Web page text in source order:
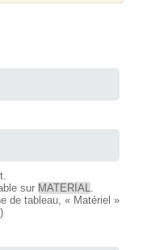
sur MATERIAL.
de tableau, « Matériel »